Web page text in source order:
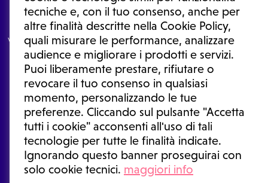
tecniche e, con il tuo consenso, anche per
altre finalità descritte nella Cookie Policy,
quali misurare le performance, analizzare
audience e migliorare i prodotti e servizi.
Puoi liberamente prestare, rifiutare o
revocare il tuo consenso in qualsiasi
momento, personalizzando le tue
preferenze. Cliccando sul pulsante "Accetta
tutti i cookie" acconsenti all'uso di tali
tecnologie per tutte le finalità indicate.
Ignorando questo banner proseguirai con
solo cookie tecnici. maggiori info
Le informazioni proposte in questo sito non sono un consulto medico.
In nessun caso, queste informazioni sostituiscono un consulto, una
visita o una diagnosi formulata dal medico. Non si devono considerare
le informazioni disponibili come suggerimenti per la formulazione di
una diagnosi, la determinazione di un trattamento o l'assunzione o
sospensione di un farmaco senza prima consultare un medico di
medicina generale o uno specialista.
Condizioni di utilizzo|Privacy Policy |Gestione cookie
Ⓒ 2026 | Tutti i diritti riservati.